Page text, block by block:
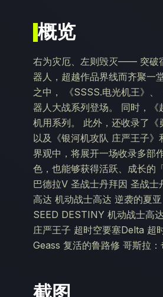
概览
右为灾厄、左则毁灭—— 突破
器人，超越作品界线而齐聚一
之中， 《SSSS.电光机王》
器人大战系列登场。 同时，
机用系列。 此外，还收录了
以及《银河机攻队 庄严王子
界观中，将展开一场收录多部
色，也能够获得活跃、成长的
巴德拉V 圣战士丹拜因 圣战
高达 机动战士高达 逆袭的夏
SEED DESTINY 机动战士高
庄严王子 超时空要塞Delta
Geass 复活的鲁路修 哥斯拉